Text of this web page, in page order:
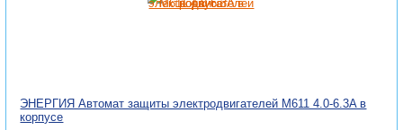
ЭНЕРГИЯ Автомат защиты электродвигателей M611 4.0-6.3A в
корпусе